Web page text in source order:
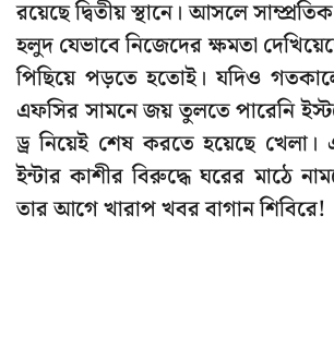
রয়েছে দ্বিতীয় স্থানে। আসলে
হলুদ যেভাবে নিজেদের ক্ষমতা
পিছিয়ে পড়তে হতোই। যদিও
এফসির সামনে জয় তুলতে পারেনি
ড্র নিয়েই শেষ করতে হয়েছে খেলা।
ইন্টার কাশীর বিরুদ্ধে ঘরের মাঠে
তার আগে খারাপ খবর বাগান শিবিরে!